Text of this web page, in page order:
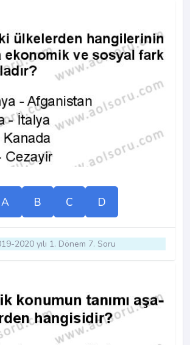
A B C D
2020 yılı 1. Dönem 7. Soru